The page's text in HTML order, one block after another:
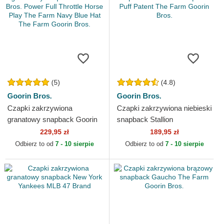
(5)
Goorin Bros.
Czapki zakrzywiona
granatowy snapback Goorin
Bros. Power Full Throttle
Horse Play The Farm Navy...
229,95 zł
Odbierz to od 7 - 10 sierpie
(4.8)
Goorin Bros.
Czapki zakrzywiona niebieski
snapback Stallion
Horsepower Puff Patent The
Farm Goorin Bros.
189,95 zł
Odbierz to od 7 - 10 sierpie